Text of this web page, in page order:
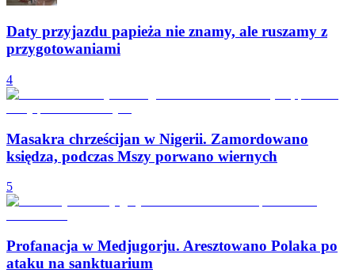
Daty przyjazdu papieża nie znamy, ale ruszamy z
przygotowaniami
4
Masakra chrześcijan w Nigerii. Zamordowano
księdza, podczas Mszy porwano wiernych
5
Profanacja w Medjugorju. Aresztowano Polaka po
ataku na sanktuarium